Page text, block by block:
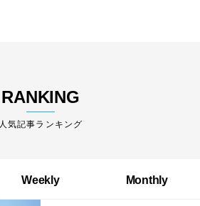
RANKING
人気記事ランキング
Weekly Monthly